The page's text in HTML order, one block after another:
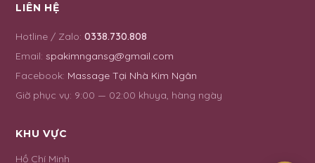
LIÊN HỆ
Hotline / Zalo: 0338.730.808
Email: spakimngansg@gmail.com
Facebook: Massage Tại Nhà Kim Ngân
Giờ phục vụ: 9:00 — 02:00 khuya, hàng ngày
KHU VỰC
Hồ Chí Minh